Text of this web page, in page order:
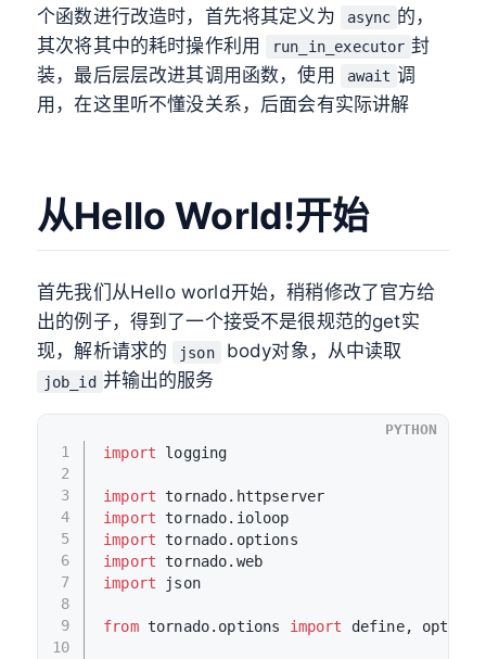
个函数进行改造时，首先将其定义为
async 的，
其次将其中的耗时操作利用
run_in_executor 封
装，最后层层改进其调用函数，使用
await 调
用，在这里听不懂没关系，后面会有实际讲解
从Hello World!开始
首先我们从Hello world开始，稍稍修改了官方给
出的例子，得到了一个接受不是很规范的get实
现，解析请求的
json body对象，从中读取
job_id 并输出的服务
1
2
3
4
5
6
7
8
9
10
import logging
import tornado.httpserver
import tornado.ioloop
import tornado.options
import tornado.web
import json
from tornado.options import define, options
PYTHON